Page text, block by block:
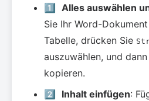
1️⃣ Alles auswählen
Sie Ihr Word-
Tabelle, drücken Sie
auszuwählen, und dann
kopieren.
2️⃣
Inhalt einfügen: